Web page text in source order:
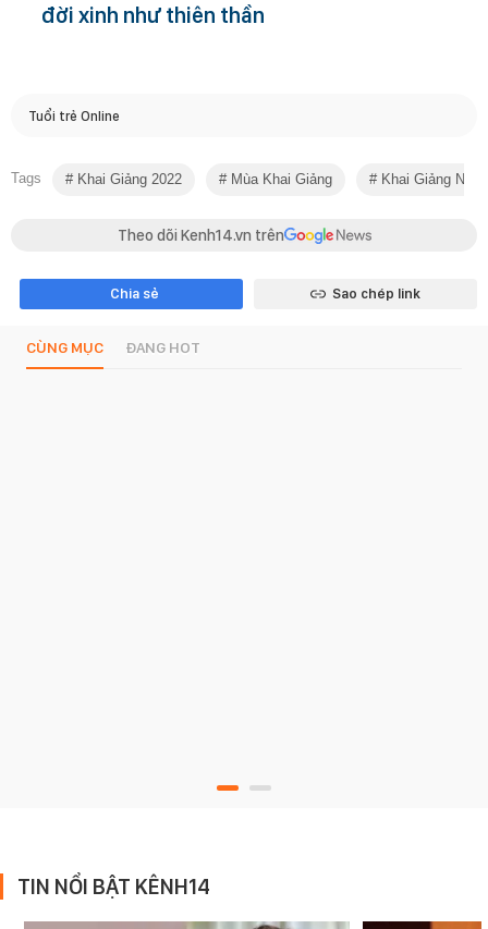
đời xinh như thiên thần
Tuổi trẻ Online
Tags Khai Giảng 2022 Mùa Khai Giảng Khai Giảng Năm
Theo dõi Kenh14.vn trên
Chia sẻ Sao chép link
CÙNG MỤC ĐANG HOT
TIN NỔI BẬT KÊNH14